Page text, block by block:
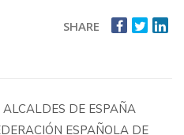
SHARE
DE ESPAÑA
ESPAÑOLA DE